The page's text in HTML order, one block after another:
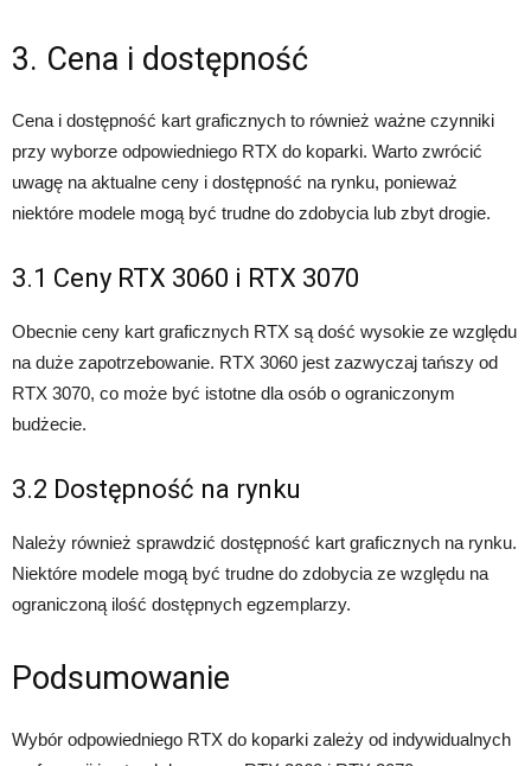
3. Cena i dostępność
Cena i dostępność kart graficznych to również ważne czynniki
przy wyborze odpowiedniego RTX do koparki. Warto zwrócić
uwagę na aktualne ceny i dostępność na rynku, ponieważ
niektóre modele mogą być trudne do zdobycia lub zbyt drogie.
3.1 Ceny RTX 3060 i RTX 3070
Obecnie ceny kart graficznych RTX są dość wysokie ze względu
na duże zapotrzebowanie. RTX 3060 jest zazwyczaj tańszy od
RTX 3070, co może być istotne dla osób o ograniczonym
budżecie.
3.2 Dostępność na rynku
Należy również sprawdzić dostępność kart graficznych na rynku.
Niektóre modele mogą być trudne do zdobycia ze względu na
ograniczoną ilość dostępnych egzemplarzy.
Podsumowanie
Wybór odpowiedniego RTX do koparki zależy od indywidualnych